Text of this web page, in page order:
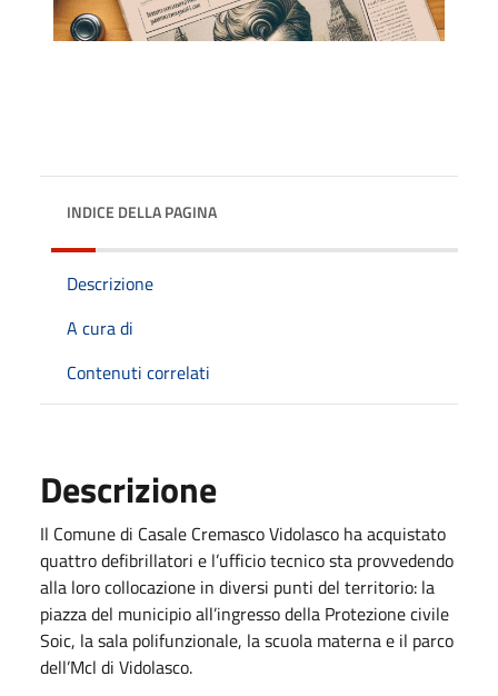
INDICE DELLA PAGINA
Descrizione
A cura di
Contenuti correlati
Descrizione
Il Comune di Casale Cremasco Vidolasco ha acquistato
quattro defibrillatori e l’ufficio tecnico sta provvedendo
alla loro collocazione in diversi punti del territorio: la
piazza del municipio all’ingresso della Protezione civile
Soic, la sala polifunzionale, la scuola materna e il parco
dell’Mcl di Vidolasco.